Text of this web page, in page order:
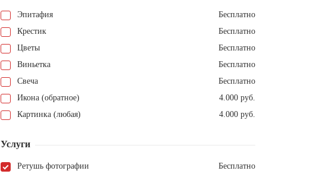
Эпитафия
Бесплатно
Крестик
Бесплатно
Цветы
Бесплатно
Виньетка
Бесплатно
Свеча
Бесплатно
Икона (обратное)
4.000 руб.
Картинка (любая)
4.000 руб.
Услуги
Ретушь фотографии
Бесплатно